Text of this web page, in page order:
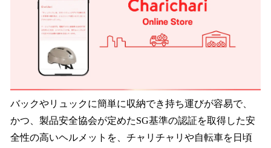
バックやリュックに簡単に収納でき持ち運びが容易で、
かつ、製品安全協会が定めたSG基準の認証を取得した安
全性の高いヘルメットを、チャリチャリや自転車を日頃